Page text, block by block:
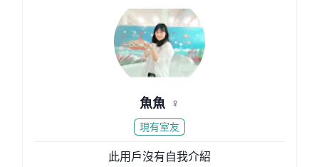
魚魚 ♀
現有室友
此用戶沒有自我介紹
💰 租金 23000/月（租金已含管，分攤：可再詢問房東雙